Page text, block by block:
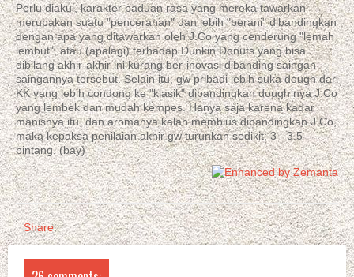
Perlu diakui, karakter paduan rasa yang mereka tawarkan
merupakan suatu "pencerahan" dan lebih "berani" dibandingkan
dengan apa yang ditawarkan oleh J.Co yang cenderung "lemah
lembut", atau (apalagi) terhadap Dunkin Donuts yang bisa
dibilang akhir-akhir ini kurang ber-inovasi dibanding saingan-
saingannya tersebut. Selain itu, gw pribadi lebih suka dough dari
KK yang lebih condong ke "klasik" dibandingkan dough nya J.Co
yang lembek dan mudah kempes. Hanya saja karena kadar
manisnya itu, dan aromanya kalah membius dibandingkan J.Co,
maka kepaksa penilaian akhir gw turunkan sedikit; 3 - 3.5
bintang. (bay)
Share